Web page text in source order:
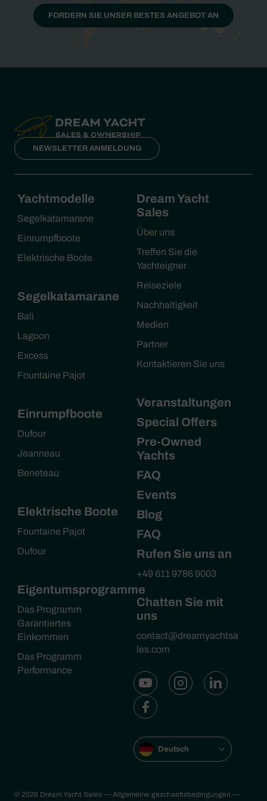
FORDERN SIE UNSER BESTES ANGEBOT AN
NEWSLETTER ANMELDUNG
Yachtmodelle
Segelkatamarane
Einrumpfboote
Elektrische Boote
Segelkatamarane
Bali
Lagoon
Excess
Fountaine Pajot
Einrumpfboote
Dufour
Jeanneau
Beneteau
Elektrische Boote
Fountaine Pajot
Dufour
Eigentumsprogramme
Das Programm
Garantiertes
Einkommen
Das Programm
Performance
Dream Yacht
Sales
Über uns
Treffen Sie die
Yachteigner
Reiseziele
Nachhaltigkeit
Medien
Partner
Kontaktieren Sie uns
Veranstaltungen
Special Offers
Pre-Owned
Yachts
FAQ
Events
Blog
FAQ
Rufen Sie uns an
+49 611 9786 9003
Chatten Sie mit
uns
contact@dreamyachtsa
les.com
Deutsch
© 2026 Dream Yacht Sales — Allgemeine geschaeftsbedingungen —